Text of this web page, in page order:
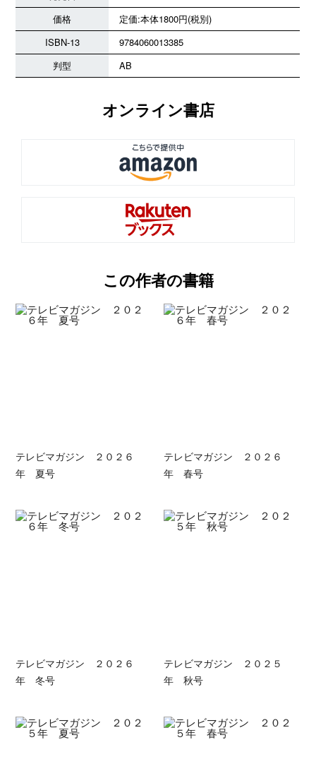
価格
定価:本体1800円(税別)
ISBN-13
9784060013385
判型
AB
オンライン書店
この作者の書籍
テレビマガジン ２０２６
年 夏号
テレビマガジン ２０２６
年 春号
テレビマガジン ２０２６
年 冬号
テレビマガジン ２０２５
年 秋号